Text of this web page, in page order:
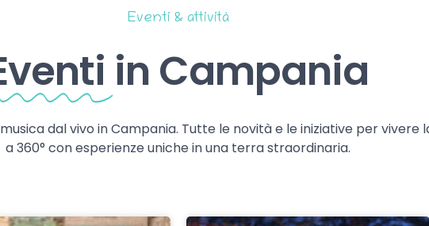
Eventi & attività
in Campania
dal vivo in Campania. Tutte le novità e le iniziative per vivere
a 360° con esperienze uniche in una terra straordinaria.